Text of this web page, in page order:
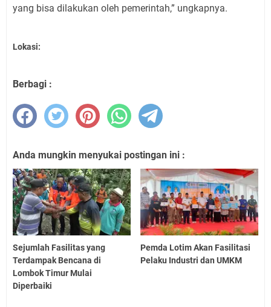
yang bisa dilakukan oleh pemerintah,” ungkapnya.
Lokasi:
Berbagi :
Anda mungkin menyukai postingan ini :
Sejumlah Fasilitas yang
Terdampak Bencana di
Lombok Timur Mulai
Diperbaiki
Pemda Lotim Akan Fasilitasi
Pelaku Industri dan UMKM